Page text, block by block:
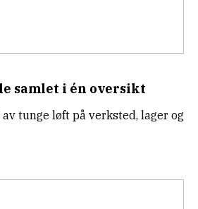
samlet i én oversikt
tunge løft på verksted, lager og